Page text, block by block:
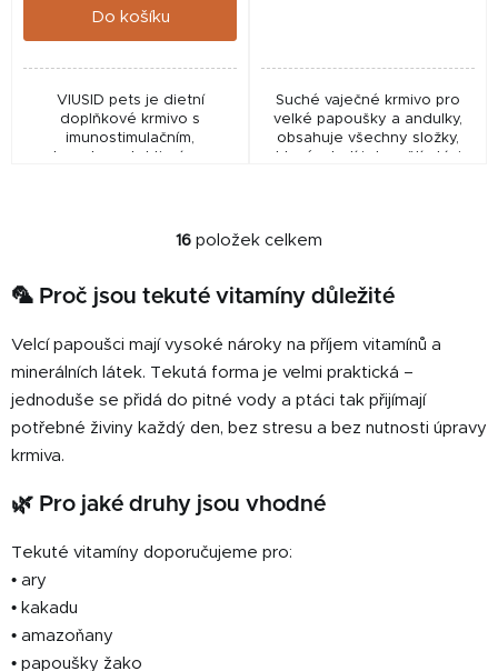
Do košíku
VIUSID pets je dietní
doplňkové krmivo s
imunostimulačním,
Suché vaječné krmivo pro
velké papoušky a andulky,
obsahuje všechny složky,
O
l
d
a
c
í
v
y
16 položek celkem
🦜 Proč jsou tekuté vitamíny důležité
Velcí papoušci mají vysoké nároky na příjem vitamínů a
minerálních látek. Tekutá forma je velmi praktická –
jednoduše se přidá do pitné vody a ptáci tak přijímají
potřebné živiny každý den, bez stresu a bez nutnosti úpravy
krmiva.
🌿 Pro jaké druhy jsou vhodné
Tekuté vitamíny doporučujeme pro:
• ary
• kakadu
• amazoňany
• papoušky žako